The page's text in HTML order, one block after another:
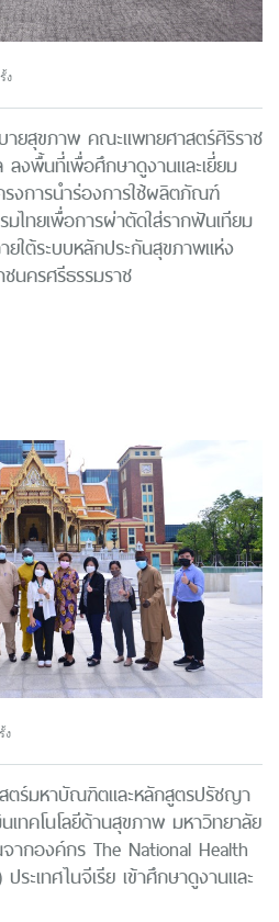
ง
ายสุขภาพ คณะแพทยศาสตร์ศิริราช
งพื้นที่เพื่อศึกษาดูงานและเยี่ยม
รงการนําร่องการใช้ผลิตภัณฑ์
ไทยเพื่อการผ่าตัดใส่รากฟันเทียม
ใต้ระบบหลักประกันสุขภาพแห่ง
นครศรีธรรมราช
ง
ตร์มหาบัณฑิตและหลักสูตรปรัชญา
ทคโนโลยีด้านสุขภาพ มหาวิทยาลัย
กองค์กร The National Health
ระเทศไนจีเรีย เข้าศึกษาดูงานและ